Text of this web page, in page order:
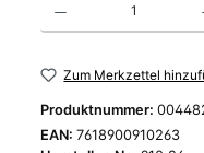
Zum Merkzettel
Produktnummer:
EAN: 7618900910263